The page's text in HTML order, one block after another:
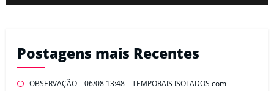
Postagens mais Recentes
OBSERVAÇÃO – 06/08 13:48 – TEMPORAIS ISOLADOS com